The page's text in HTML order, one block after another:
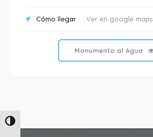
Alternar alto contraste
Cómo llegar Ver en google maps
Monumento al Agua